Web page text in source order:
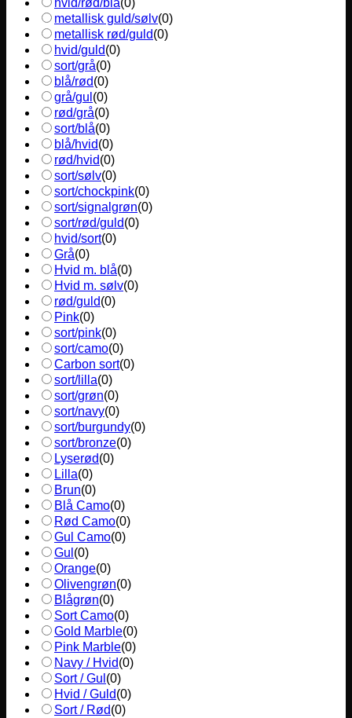
hvid/rød/blå(0)
metallisk guld/sølv(0)
metallisk rød/guld(0)
hvid/guld(0)
sort/grå(0)
blå/rød(0)
grå/gul (0)
rød/grå(0)
sort/blå(0)
blå/hvid(0)
rød/hvid(0)
sort/sølv(0)
sort/chockpink(0)
sort/signalgrøn(0)
sort/rød/guld(0)
hvid/sort(0)
Grå(0)
Hvid m. blå(0)
Hvid m. sølv(0)
rød/guld(0)
Pink(0)
sort/pink(0)
sort/camo(0)
Carbon sort(0)
sort/lilla(0)
sort/grøn(0)
sort/navy(0)
sort/burgundy(0)
sort/bronze(0)
Lyserød(0)
Lilla(0)
Brun(0)
Blå Camo(0)
Rød Camo(0)
Gul Camo(0)
Gul (0)
Orange(0)
Olivengrøn(0)
Blågrøn(0)
Sort Camo(0)
Gold Marble(0)
Pink Marble(0)
Navy / Hvid(0)
Sort / Gul (0)
Hvid / Guld(0)
Sort / Rød(0)